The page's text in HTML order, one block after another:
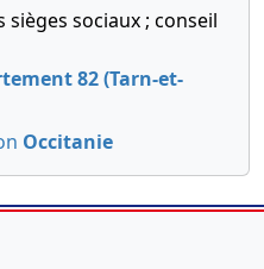
sièges sociaux ; conseil
82 (Tarn-et-
Occitanie